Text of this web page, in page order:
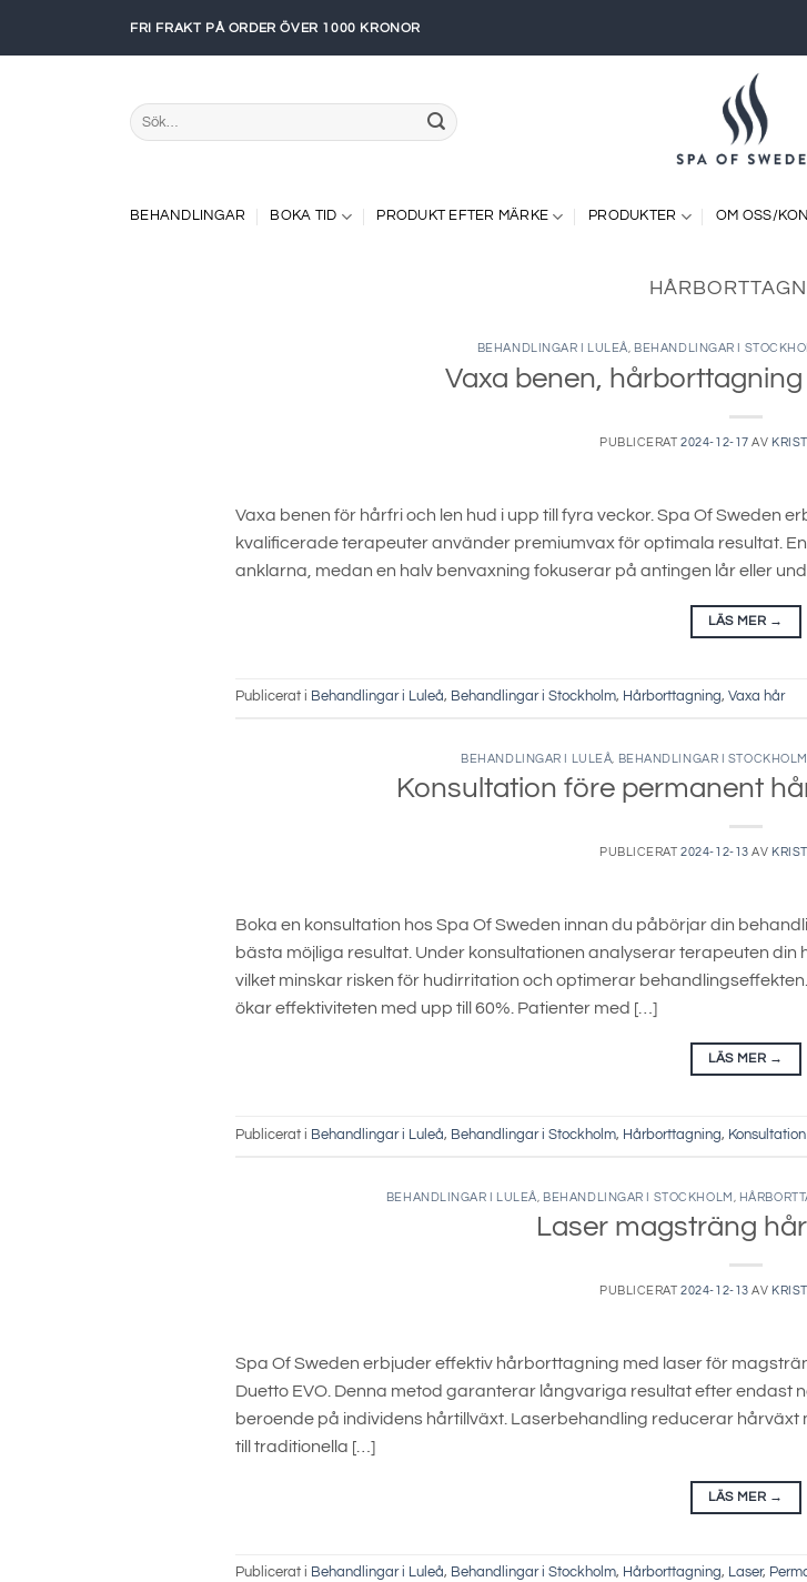
FRI FRAKT PÅ ORDER ÖVER 1000 KRONOR
Sök
efter:
BEHANDLINGAR BOKA TID PRODUKT EFTER MÄRKE PRODUKTER OM OSS/
BEHANDLINGAR I LULEÅ BEHANDLINGAR I
Vaxa benen,
PUBLICERAT2024-12-17 AV
Vaxa benen för hårfri och len hud i upp till fyra veckor. Spa Of Sweden
kvalificerade terapeuter använder premiumvax för optimala resultat.
anklarna, medan en halv benvaxning fokuserar på antingen lår eller
LÄS MER →
Publicerat i Behandlingar i Luleå, Behandlingar i Stockholm, Hårborttagning, Vaxa hår
BEHANDLINGAR I LULEÅ BEHANDLINGAR I STOCKHOLM
Konsultation före permanent
PUBLICERAT2024-12-13 AV
Boka en konsultation hos Spa Of Sweden innan du påbörjar din
bästa möjliga resultat. Under konsultationen analyserar terapeuten
vilket minskar risken för hudirritation och optimerar
ökar effektiviteten med upp till 60%. Patienter med […]
LÄS MER →
Publicerat i Behandlingar i Luleå, Behandlingar i Stockholm, Hårborttagning, Konsultation
BEHANDLINGAR I LULEÅ BEHANDLINGAR I STOCKHOLM
Laser magsträng
PUBLICERAT2024-12-13 AV
Spa Of Sweden erbjuder effektiv hårborttagning med laser för
Duetto EVO. Denna metod garanterar långvariga resultat efter endast
beroende på individens hårtillväxt. Laserbehandling reducerar hårväxt
till traditionella […]
LÄS MER →
Publicerat i Behandlingar i Luleå, Behandlingar i Stockholm, Hårborttagning, Laser,